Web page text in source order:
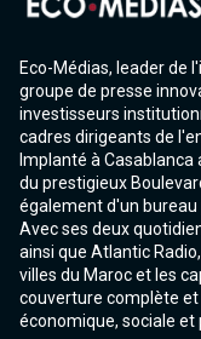
Eco-Médias, leader de
groupe de presse
investisseurs
cadres dirigeants de
Implanté à Casablanca
du prestigieux
également d'un
Avec ses deux
ainsi que Atlantic
villes du Maroc et les
couverture complète
économique, sociale